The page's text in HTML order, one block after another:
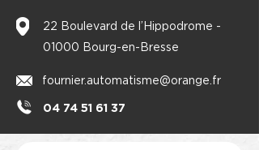
22 Boulevard de l’Hippodrome -
01000 Bourg-en-Bresse
fournier.automatisme@orange.fr
04 74 51 61 37